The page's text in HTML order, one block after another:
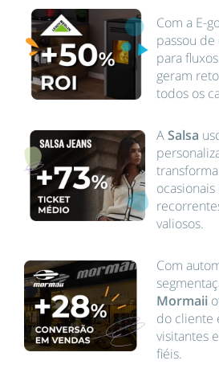
Com a E-
passou
para
geram
todos os
ASalsa
valiosos.
Com
Mormaii
do cliente
visitantes
fiéis.